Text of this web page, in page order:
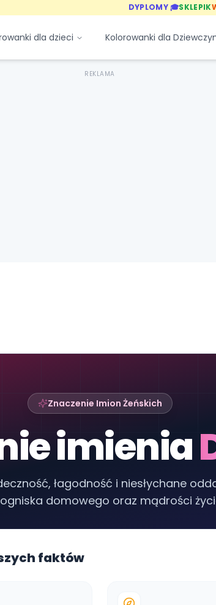
DYPLOMY 🎓SKLEPIK
dla dzieci Kolorowanki dla
REKLAMA
Znaczenie Imion Żeńskich
imienia
łagodność i niesłychane
domowego oraz mądrości
faktów